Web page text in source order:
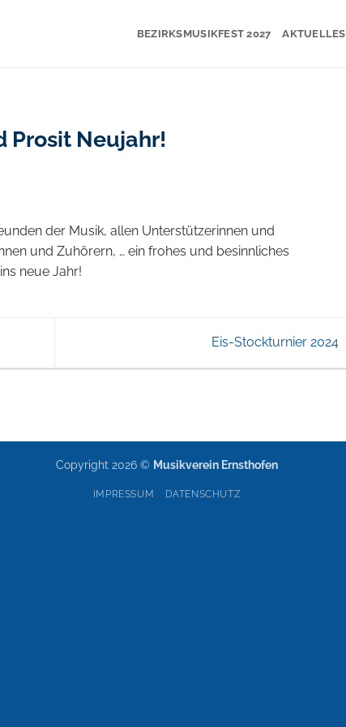
BEZIRKSMUSIKFEST 2027 AKTUELLES
Prosit Neujahr!
der Musik, allen Unterstützerinnen und
und Zuhörern, … ein frohes und besinnliches
neue Jahr!
Eis-Stockturnier 2024
Copyright 2026 © Musikverein Ernsthofen
IMPRESSUM DATENSCHUTZ